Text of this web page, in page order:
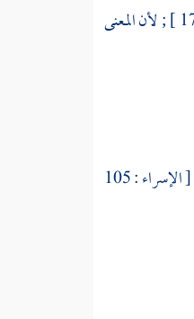
[ المائدة : 17 ] ; لأن المعنى
[ الإسراء : 105